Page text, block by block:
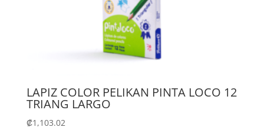
LAPIZ COLOR PELIKAN PINTA LOCO 12
TRIANG LARGO
₡1,103.02